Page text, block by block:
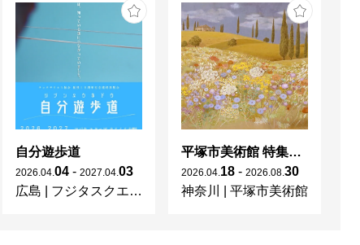
自分遊歩道
2026 04 04 - 2027 04 03
広島
フジタスクエアまるくる大野
平塚市美術館 特集展 花の表現、その多様性／特別展示 新収蔵品展
2026 04 18 - 2026 08 30
神奈川
平塚市美術館